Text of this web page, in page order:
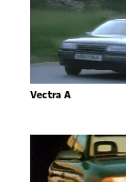
Vectra A